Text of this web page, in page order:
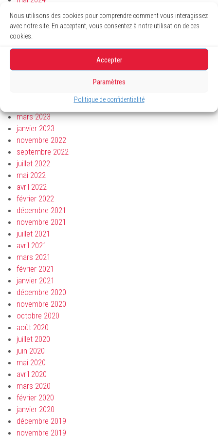
Nous utilisons des cookies pour comprendre comment vous interagissez
avec notre site. En acceptant, vous consentez à notre utilisation de ces
cookies.
Accepter
Paramètres
Politique de confidentialité
avril 2024
mars 2024
janvier 2024
novembre 2023
août 2023
mars 2023
janvier 2023
novembre 2022
septembre 2022
juillet 2022
mai 2022
avril 2022
février 2022
décembre 2021
novembre 2021
juillet 2021
avril 2021
mars 2021
février 2021
janvier 2021
décembre 2020
novembre 2020
octobre 2020
août 2020
juillet 2020
juin 2020
mai 2020
avril 2020
mars 2020
février 2020
janvier 2020
décembre 2019
novembre 2019